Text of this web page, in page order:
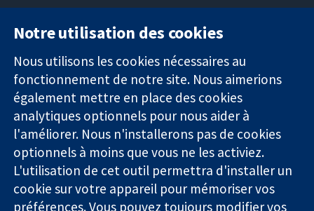
Des données
probantes.
Des décisions
éclairées.
Une meilleure
santé.
11-13 Cavendish
Square
Londres
W1G0AN
Royaume-Uni
nous
Actualités
Service de
presse
Qui sommes-
nous
Offres
d'emploi
Library
Notre utilisation des cookies
Nous utilisons les cookies nécessaires au
fonctionnement de notre site. Nous aimerions
également mettre en place des cookies
analytiques optionnels pour nous aider à
l'améliorer. Nous n'installerons pas de cookies
optionnels à moins que vous ne les activiez.
L'utilisation de cet outil permettra d'installer un
cookie sur votre appareil pour mémoriser vos
préférences. Vous pouvez toujours modifier vos